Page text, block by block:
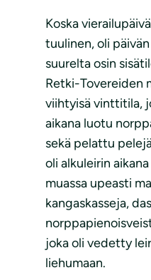
Koska
tuulinen, oli
suurelta osin
Retki-Tovereiden
viihtyisä vinttitila,
aikana luotu
sekä pelattu
oli alkuleirin
muassa upeasti
kangaskasseja,
joka oli vedetty
liehumaan.